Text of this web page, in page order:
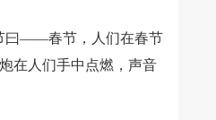
曰——春节，人们在春节
在人们手中点燃，声音